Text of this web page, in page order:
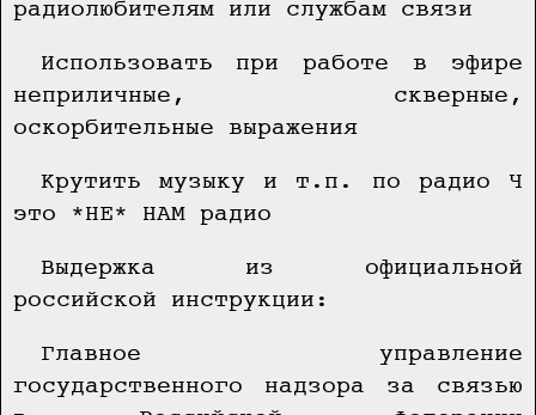
радиолюбителям или службам связи
Использовать при работе в эфире
неприличные, скверные,
оскорбительные выражения
Крутить музыку и т.п. по радио Ч
это *НЕ* HAM радио
Выдержка из официальной
российской инструкции:
Главное управление
государственного надзора за связью